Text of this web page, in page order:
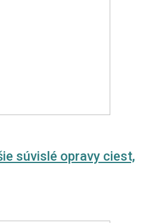
súvislé opravy ciest,